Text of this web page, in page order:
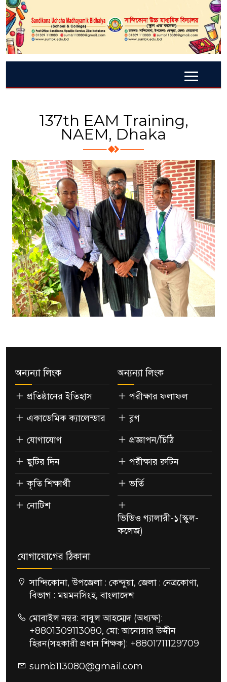
137th EAM Training,
NAEM, Dhaka
অন্যন্যা লিংক
প্রতিষ্ঠানের ইতিহাস
একাডেমিক ক্যালেন্ডার
যোগাযোগ
ছুটির দিন
কৃতি শিক্ষার্থী
নোটিশ
অন্যন্যা লিংক
পরীক্ষার ফলাফল
ব্লগ
প্রজ্ঞাপন/চিঠি
পরীক্ষার রুটিন
ভর্তি
ভিডিও গ্যালারী-১(স্কুল-
কলেজ)
যোগাযোগের ঠিকানা
সান্দিকোনা, উপজেলা : কেন্দুয়া, জেলা : নেত্রকোণা,
বিভাগ : ময়মনসিংহ, বাংলাদেশ
মোবাইল নম্বর: বাবুল আহম্মেদ (অধ্যক্ষ):
+8801309113080, মো: আনোয়ার উদ্দীন
হিরন(সহকারী প্রধান শিক্ষক): +8801711129709
sumb113080@gmail.com